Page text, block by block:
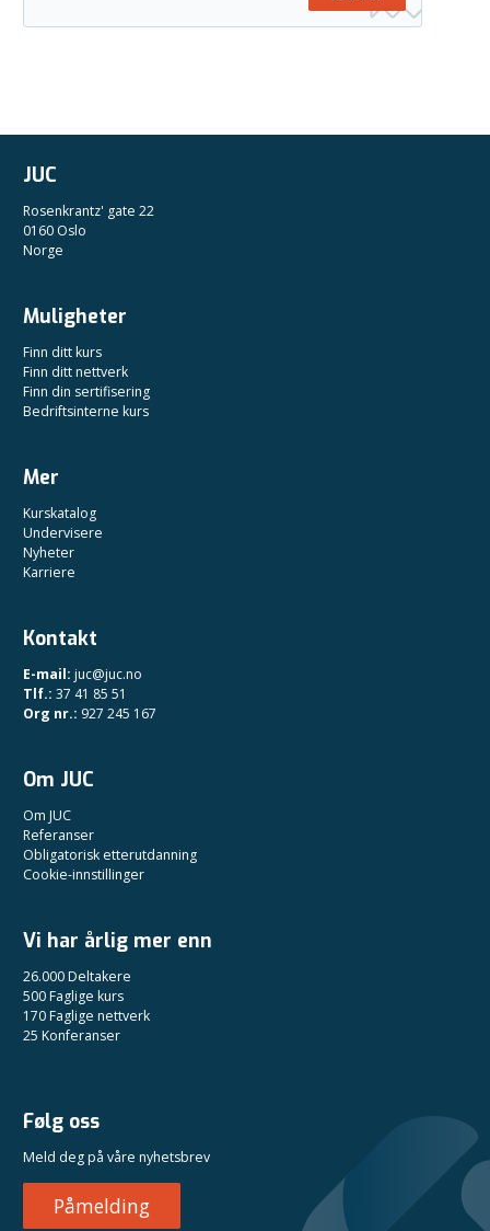
JUC
Rosenkrantz' gate 22
0160 Oslo
Norge
Muligheter
Finn ditt kurs
Finn ditt nettverk
Finn din sertifisering
Bedriftsinterne kurs
Mer
Kurskatalog
Undervisere
Nyheter
Karriere
Kontakt
E-mail: juc@juc.no
Tlf.: 37 41 85 51
Org nr.: 927 245 167
Om JUC
Om JUC
Referanser
Obligatorisk etterutdanning
Cookie-innstillinger
Vi har årlig mer enn
26.000 Deltakere
500 Faglige kurs
170 Faglige nettverk
25 Konferanser
Følg oss
Meld deg på våre nyhetsbrev
Påmelding